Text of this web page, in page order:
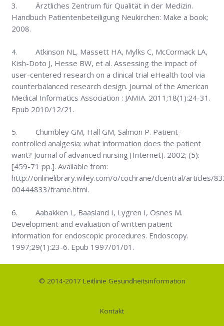
3. Ärztliches Zentrum für Qualität in der Medizin.
Handbuch Patientenbeteiligung Neukirchen: Make a book;
2008.
4. Atkinson NL, Massett HA, Mylks C, McCormack LA,
Kish-Doto J, Hesse BW, et al. Assessing the impact of
user-centered research on a clinical trial eHealth tool via
counterbalanced research design. Journal of the American
Medical Informatics Association : JAMIA. 2011;18(1):24-31.
Epub 2010/12/21.
5. Chumbley GM, Hall GM, Salmon P. Patient-
controlled analgesia: what information does the patient
want? Journal of advanced nursing [Internet]. 2002; (5):
[459-71 pp.]. Available from:
http://onlinelibrary.wiley.com/o/cochrane/clcentral/articles/
00444833/frame.html.
6. Aabakken L, Baasland I, Lygren I, Osnes M.
Development and evaluation of written patient
information for endoscopic procedures. Endoscopy.
1997;29(1):23-6. Epub 1997/01/01.
© 2014-2017 Leitlinie Gesundheitsinformation
Kontakt